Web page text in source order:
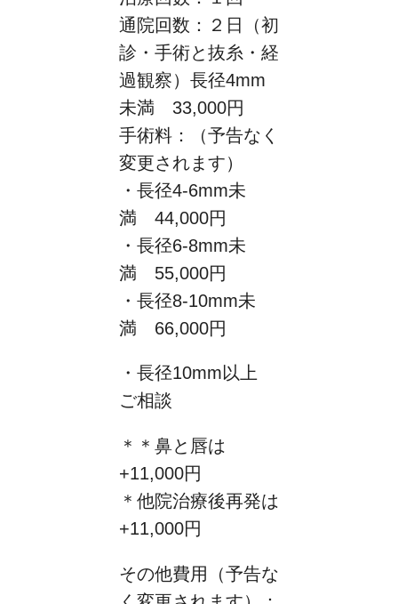
通院回数：２日（初
診・手術と抜糸・経
過観察）長径4mm
未満 33,000円
手術料：（予告なく
変更されます）
・長径4-6mm未
満 44,000円
・長径6-8mm未
満 55,000円
・長径8-10mm未
満 66,000円
・長径10mm以上
ご相談
＊＊鼻と唇は
+11,000円
＊他院治療後再発は
+11,000円
その他費用（予告な